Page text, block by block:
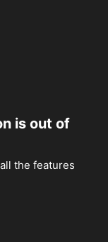
is out of
the features